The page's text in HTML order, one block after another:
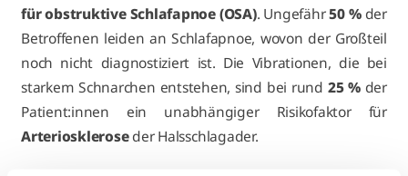
für obstruktive Schlafapnoe (OSA). Ungefähr50 %der
Betroffenen leiden an Schlafapnoe, wovon der Großteil
noch nicht diagnostiziert ist. Die Vibrationen, die bei
starkem Schnarchen entstehen, sind bei rund 25 %der
Patient:innen ein unabhängiger Risikofaktor für
Arterioskleroseder Halsschlagader.